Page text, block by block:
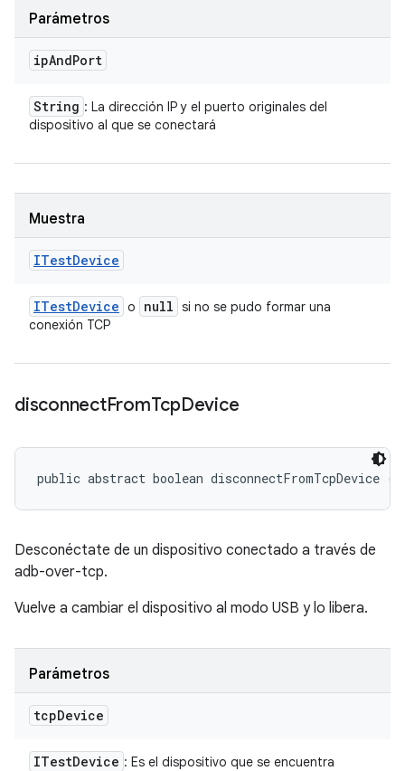
Parámetros
ipAndPort
String : La dirección IP y el puerto originales del
dispositivo al que se conectará
Muestra
ITestDevice
ITestDevice o null si no se pudo formar una
conexión TCP
disconnectFromTcpDevice
public abstract boolean disconnectFromTcpDevice (
Desconéctate de un dispositivo conectado a través de
adb-over-tcp.
Vuelve a cambiar el dispositivo al modo USB y lo libera.
Parámetros
tcpDevice
ITestDevice : Es el dispositivo que se encuentra